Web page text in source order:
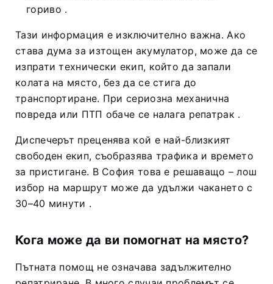
гориво .
Тази информация е изключително важна. Ако
става дума за изтощен акумулатор, може да се
изпрати технически екип, който да запали
колата на място, без да се стига до
транспортиране. При сериозна механична
повреда или ПТП обаче се налага репатрак .
Диспечерът преценява кой е най-близкият
свободен екип, съобразява трафика и времето
за пристигане. В София това е решаващо – лош
избор на маршрут може да удължи чакането с
30–40 минути .
Кога може да ви помогнат на място?
Пътната помощ не означава задължително